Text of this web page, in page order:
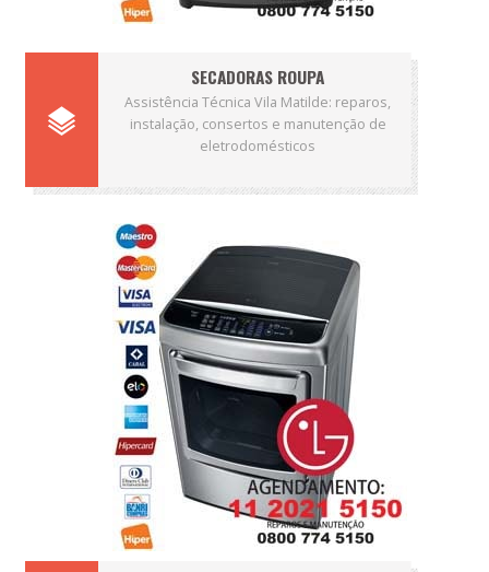
SECADORAS ROUPA
Assistência Técnica Vila Matilde: reparos,
instalação, consertos e manutenção de
eletrodomésticos